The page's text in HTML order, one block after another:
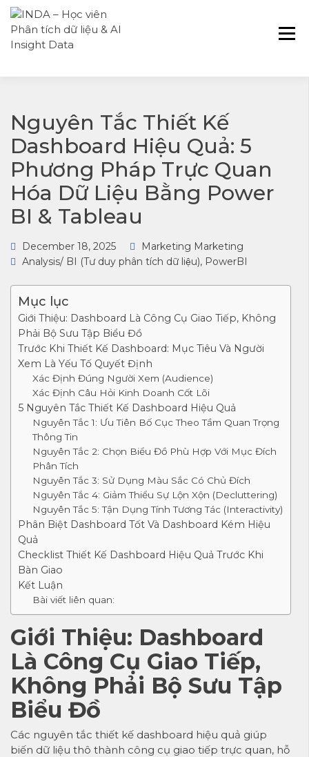
liệu & AI chuyên sâu cho ngành ngân
hàng – bảo hiểm – chứng khoán và
Nguyên Tắc Thiết Kế
Dashboard Hiệu Quả: 5
Phương Pháp Trực Quan
Hóa Dữ Liệu Bằng Power
BI & Tableau
December 18, 2025
Marketing Marketing
Analysis/ BI (Tư duy phân tích dữ liệu), PowerBI
Mục lục
Giới Thiệu: Dashboard Là Công Cụ Giao Tiếp, Không
Phải Bộ Sưu Tập Biểu Đồ
Trước Khi Thiết Kế Dashboard: Mục Tiêu Và Người
Xem Là Yếu Tố Quyết Định
Xác Định Đúng Người Xem (Audience)
Xác Định Câu Hỏi Kinh Doanh Cốt Lõi
5 Nguyên Tắc Thiết Kế Dashboard Hiệu Quả
Nguyên Tắc 1: Ưu Tiên Bố Cục Theo Tầm Quan Trọng
Thông Tin
Nguyên Tắc 2: Chọn Biểu Đồ Phù Hợp Với Mục Đích
Phân Tích
Nguyên Tắc 3: Sử Dụng Màu Sắc Có Chủ Đích
Nguyên Tắc 4: Giảm Thiểu Sự Lộn Xộn (Decluttering)
Nguyên Tắc 5: Tận Dụng Tính Tương Tác (Interactivity)
Phân Biệt Dashboard Tốt Và Dashboard Kém Hiệu
Quả
Checklist Thiết Kế Dashboard Hiệu Quả Trước Khi
Bàn Giao
Kết Luận
Bài viết liên quan:
Giới Thiệu: Dashboard
Là Công Cụ Giao Tiếp,
Không Phải Bộ Sưu Tập
Biểu Đồ
Các nguyên tắc thiết kế dashboard hiệu quả giúp
biến dữ liệu thô thành công cụ giao tiếp trực quan, hỗ